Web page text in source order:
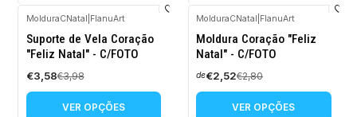
-10%
DESCONTO
MolduraCNatal FlanuArt
Suporte de Vela Coração
"Feliz Natal" - C/FOTO
€3,58€3,98
VER OPÇÕES
-10%
DESCONTO
MolduraCNatal FlanuArt
Moldura Coração "Feliz
Natal" - C/FOTO
de€2,52€2,80
VER OPÇÕES